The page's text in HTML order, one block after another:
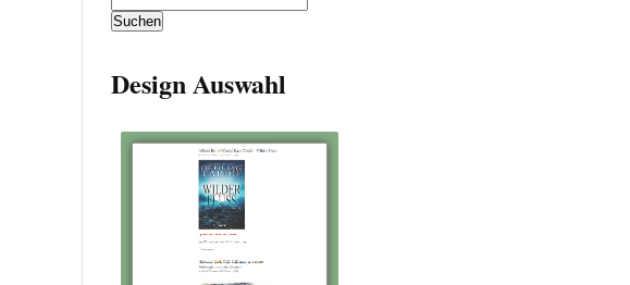
nach:
Design Auswahl